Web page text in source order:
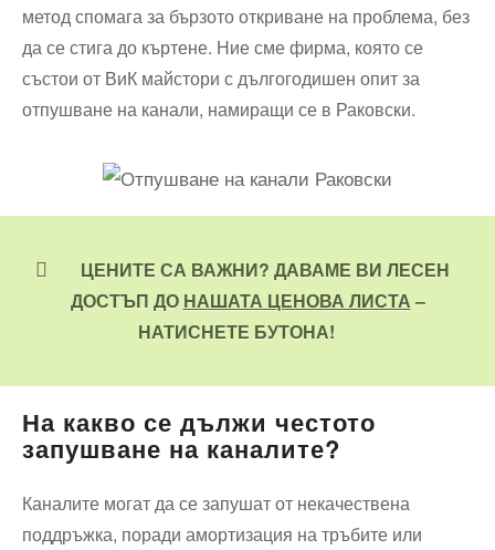
метод спомага за бързото откриване на проблема, без
да се стига до къртене. Ние сме фирма, която се
състои от ВиК майстори с дългогодишен опит за
отпушване на канали, намиращи се в Раковски.
ЦЕНИТЕ СА ВАЖНИ? ДАВАМЕ ВИ ЛЕСЕН
ДОСТЪП ДО НАШАТА ЦЕНОВА ЛИСТА–
НАТИСНЕТЕ БУТОНА!
На какво се дължи честото
запушване на каналите?
Каналите могат да се запушат от некачествена
поддръжка, поради амортизация на тръбите или